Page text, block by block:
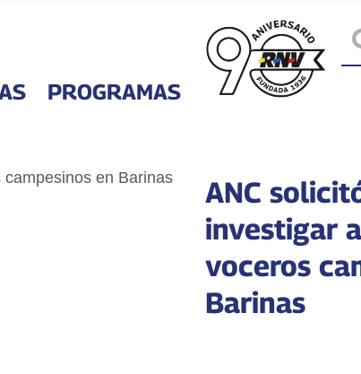
PROGRAMAS
ANC
investigar
voceros
Barinas